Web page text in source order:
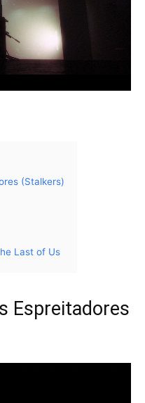
(Stalkers)
Last of Us
Espreitadores